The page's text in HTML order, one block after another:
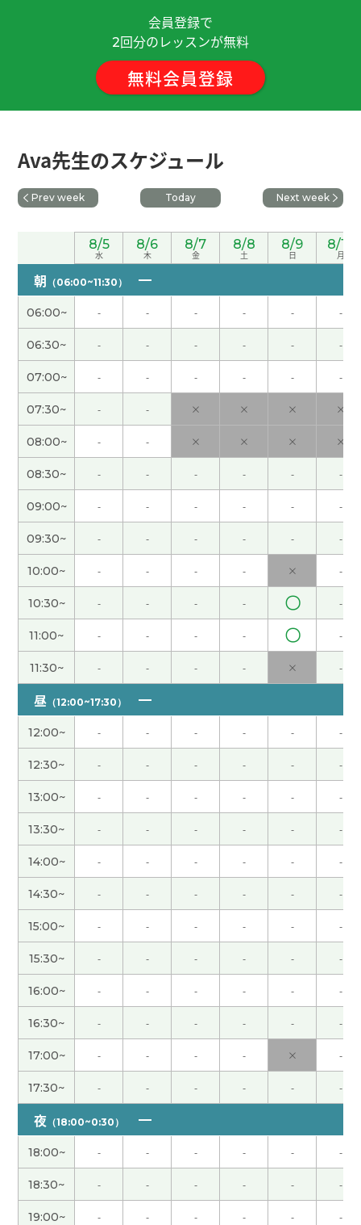
ありがとうございました。がんばります。
每次和老师一起聊得很开心！下次见！( 男性 )
去买东西接孩子去幼儿园非常麻烦。 下次见吧。
んと読めるように頑張ります！
( 男性 )
ありがとうございました！
ありがとうございました！( 40代 女性 )
来日本的时候一定要见面!我很期待。
没问题。日本菜重视本来的味道。中国菜的烹饪很
多。重视调味料的味道。下次见吧。( 男性 )
ありがとうございました！ また会いましょう！
40代 女性 )
麻辣タンが大好きで本場のものも食べてみたいです
😁✨ぜひ本場の案内して欲しいです！！( 40代 女
性 )
ありがとうございます！ 旅行は気をつけて行って
きます😄✨( 40代 女性 )
每天需要聊天。预防老人痴呆症。下次见吧。( 男性
)
好久不见、今天聊得很开心、谢谢老师。期待下次
见!( 男性 )
今天非常感谢您。我们下次再见！( 女性 )
谢谢! 虽然育儿很辛苦，但是随着时间的推移，可能
也有好事。希望随着时间的推移一切顺利😂( 40代
女性 )
麻辣担好吃🥰想尝尝正宗的麻辣担，去旅游一定要
带我去❤️
( 40代 女性 )
ありがとうございました！( 40代 女性 )
ありがとうございました！( 40代 女性 )
最近は、体調のコントロール難しいですね😭💦無
理しないように生活します！ 先生もお忙しいの
で、体大事にしてくださいね🙏
不調な状態でご心配おかけしました😂💦月一は辛
いですね😭 少ししたら元気になると思うのでしっ
かり寝て休みます🙏
会員登録で
2回分のレッスンが無料
無料会員登録
Ava先生のスケジュール
Prev week Today Next week
8/5
水
8/6
木
8/7
金
8/8
土
8/9
日
8/10
月
朝 （06:00~11:30）
06:00~ - - - - - -
06:30~ - - - - - -
07:00~ - - - - - -
07:30~ - - × × × ×
08:00~ - - × × × ×
08:30~ - - - - - -
09:00~ - - - - - -
09:30~ - - - - - -
10:00~ - - - - × -
10:30~ - - - - 〇 -
11:00~ - - - - 〇 -
11:30~ - - - - × -
昼 （12:00~17:30）
12:00~ - - - - - -
12:30~ - - - - - -
13:00~ - - - - - -
13:30~ - - - - - -
14:00~ - - - - - -
14:30~ - - - - - -
15:00~ - - - - - -
15:30~ - - - - - -
16:00~ - - - - - -
16:30~ - - - - - -
17:00~ - - - - × -
17:30~ - - - - - -
夜 （18:00~0:30）
18:00~ - - - - - -
18:30~ - - - - - -
19:00~ - - - - - -